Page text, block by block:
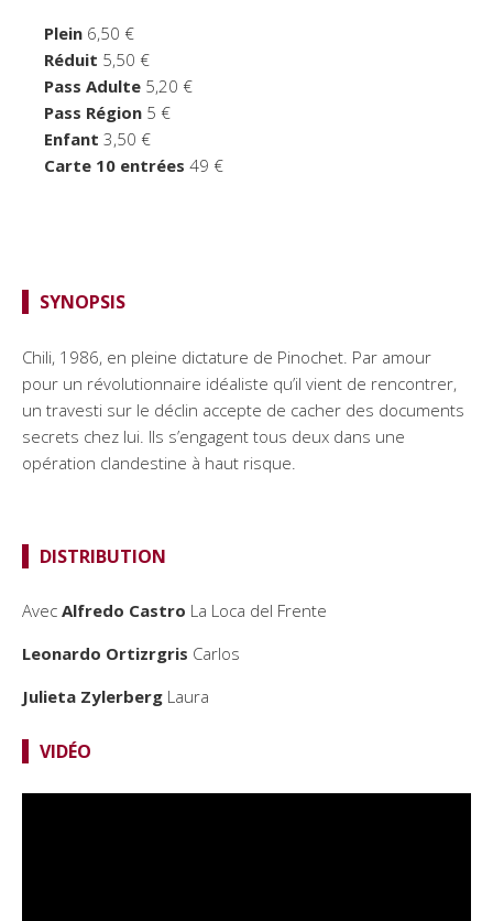
Plein 6,50 €
Réduit 5,50 €
Pass Adulte 5,20 €
Pass Région 5 €
Enfant 3,50 €
Carte 10 entrées 49 €
SYNOPSIS
Chili, 1986, en pleine dictature de Pinochet. Par amour
pour un révolutionnaire idéaliste qu’il vient de rencontrer,
un travesti sur le déclin accepte de cacher des documents
secrets chez lui. Ils s’engagent tous deux dans une
opération clandestine à haut risque.
DISTRIBUTION
Avec Alfredo Castro La Loca del Frente
Leonardo Ortizrgris Carlos
Julieta Zylerberg Laura
VIDÉO